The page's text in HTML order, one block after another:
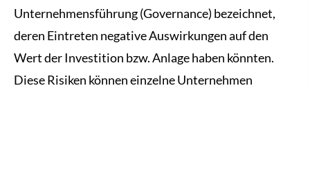
Unternehmensführung (Governance) bezeichnet,
deren Eintreten negative Auswirkungen auf den
Wert der Investition bzw. Anlage haben könnten.
Diese Risiken können einzelne Unternehmen